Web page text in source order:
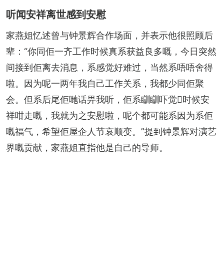
听闻安祥离世感到安慰
家燕姐忆述曾与钟景辉合作场面，并表示他很照顾后
辈：“你同佢一齐工作时候真系获益良多嘅，今日突然
间接到佢离去消息，系感觉好难过，当然系唔唔舍得
啦。因为呢一两年我自己工作关系，我都少同佢聚
会。但系后尾佢哋话畀我听，佢系瞓瞓吓觉𠮶时候安
祥咁走嘅，我就为之安慰啦，呢个都可能系因为系佢
嘅福气，希望佢屋企人节哀顺变。”提到钟景辉对演艺
界嘅贡献，家燕姐直指他是自己的导师。